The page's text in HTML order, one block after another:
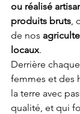
ou réalisé
produits bruts,
de nos
locaux.
Derrière
femmes et des
la terre avec
qualité, et qui